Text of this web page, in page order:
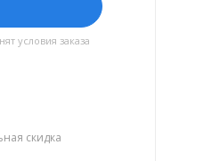
условия заказа
скидка